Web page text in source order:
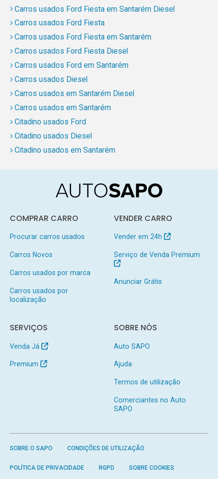
Carros usados Ford Fiesta em Santarém Diesel
Carros usados Ford Fiesta
Carros usados Ford Fiesta em Santarém
Carros usados Ford Fiesta Diesel
Carros usados Ford em Santarém
Carros usados Diesel
Carros usados em Santarém Diesel
Carros usados em Santarém
Citadino usados Ford
Citadino usados Diesel
Citadino usados em Santarém
COMPRAR CARRO
Procurar carros usados
Carros Novos
Carros usados por marca
Carros usados por
localização
VENDER CARRO
Vender em 24h
Serviço de Venda Premium
Anunciar Grátis
SERVIÇOS
Venda Já
Premium
SOBRE NÓS
Auto SAPO
Ajuda
Termos de utilização
Comerciantes no Auto
SAPO
SOBRE O SAPO CONDIÇÕES DE UTILIZAÇÃO
POLÍTICA DE PRIVACIDADE RGPD SOBRE COOKIES